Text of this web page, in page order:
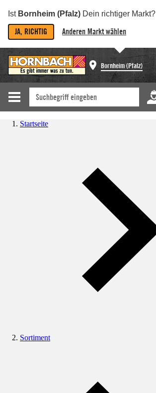
Ist Bornheim (Pfalz) Dein richtiger Markt?
JA, RICHTIG Anderen Markt wählen
Bornheim (Pfalz)
Startseite
Sortiment